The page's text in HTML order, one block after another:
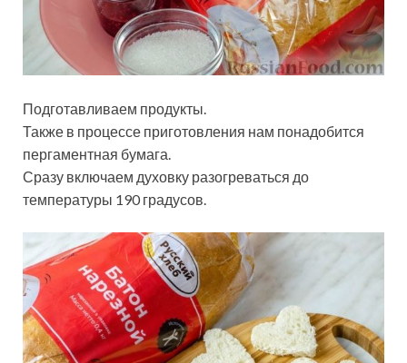
Подготавливаем продукты.
Также в процессе приготовления нам понадобится
пергаментная бумага.
Сразу включаем духовку разогреваться до
температуры 190 градусов.